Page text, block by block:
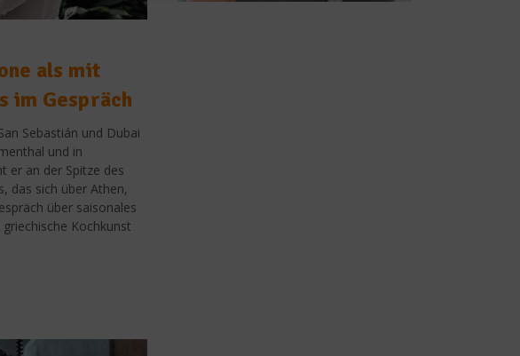
als mit
im Gespräch
Sebastián und Dubai
und in
er an der Spitze des
das sich über Athen,
über saisonales
Kochkunst